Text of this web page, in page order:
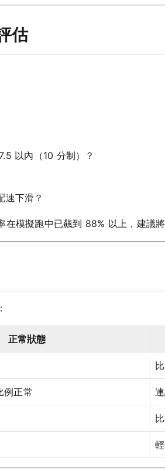
估
以內（10 分制）？
速下滑？
模擬跑中已飆到 88% 以上，建議
正常狀態
例正常